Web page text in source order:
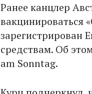
Ранее канцлер
вакцинироваться
зарегистрирован
средствам. Об
am Sonntag.